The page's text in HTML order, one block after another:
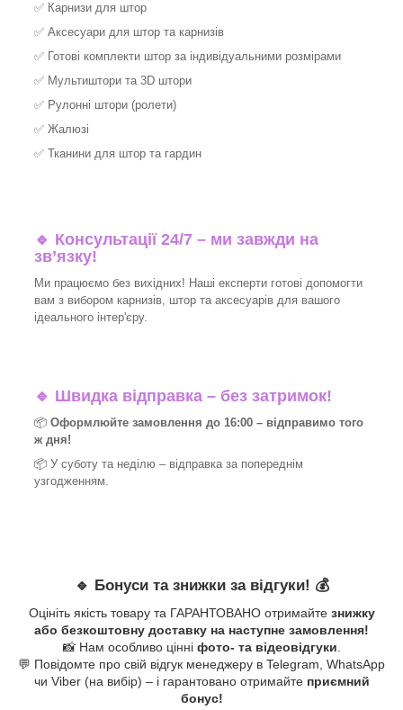
✅ Карнизи для штор
✅ Аксесуари для штор та карнизів
✅ Готові комплекти штор за індивідуальними розмірами
✅ Мультиштори та 3D штори
✅ Рулонні штори (ролети)
✅ Жалюзі
✅ Тканини для штор та гардин
🔹 Консультації 24/7 – ми завжди на
зв’язку!
Ми працюємо без вихідних! Наші експерти готові допомогти
вам з вибором карнизів, штор та аксесуарів для вашого
ідеального інтер'єру.​
🔹 Швидка відправка – без затримок!
📦 Оформлюйте замовлення до 16:00 – відправимо того
ж дня!
📦 У суботу та неділю – відправка за попереднім
узгодженням.
🔹 Бонуси та знижки за відгуки! 💰
Оцініть якість товару та ГАРАНТОВАНО отримайте знижку
або безкоштовну доставку на наступне замовлення!
📸 Нам особливо цінні фото- та відеовідгуки
💬 Повідомте про свій відгук менеджеру в Telegram, WhatsApp
чи Viber (на вибір) – і гарантовано отримайте приємний
бонус!